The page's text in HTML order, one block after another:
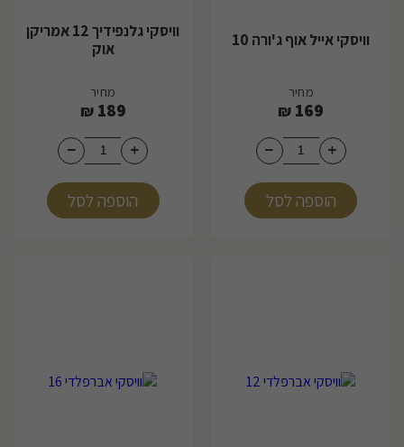
וויסקי אייל אוף ג'ורה 10
מחיר
169
₪
הוספה לסל
וויסקי גלנפידיך 12 אמריקן
אוק
מחיר
189
₪
הוספה לסל